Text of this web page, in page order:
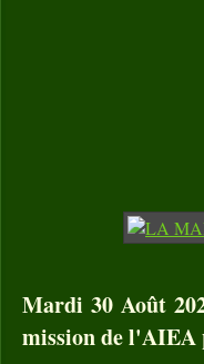
Mardi 30 Août
mission de